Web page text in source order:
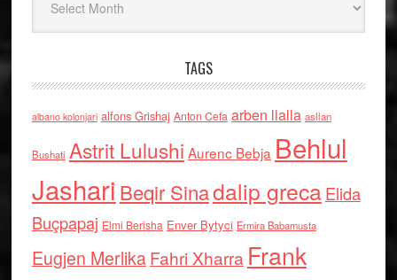
TAGS
albano kolonjari alfons Grishaj Anton Cefa arben llalla asllan
Bushati Astrit Lulushi Aurenc Bebja Behlul
Jashari Beqir Sinadalip grecaElida
Buçpapaj Elmi Berisha Enver Bytyci Ermira Babamusta
Eugjen MerlikaFahri Xharra Frank